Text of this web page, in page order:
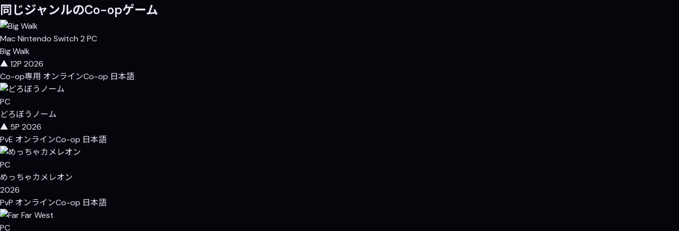
同じジャンルのCo-opゲーム
MacNintendo Switch 2 PC
Big Walk
▲ 12P 2026
Co-op専用 オンラインCo-op 日本語
PC
どろぼうノーム
▲ 5P 2026
PvE オンラインCo-op 日本語
PC
めっちゃカメレオン
2026
PvP オンラインCo-op 日本語
PC